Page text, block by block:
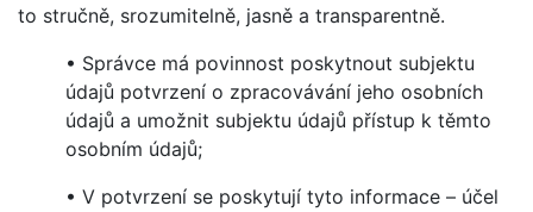
to stručně, srozumitelně, jasně a transparentně.
• Správce má povinnost poskytnout subjektu
údajů potvrzení o zpracovávání jeho osobních
údajů a umožnit subjektu údajů přístup k těmto
osobním údajů;
• V potvrzení se poskytují tyto informace – účel